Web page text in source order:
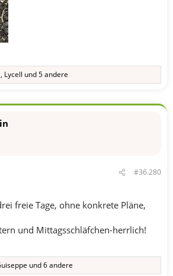
, Lycell und 5 andere
#36.280
freie Tage, ohne konkrete Pläne,
und Mittagsschläfchen-herrlich!
und 6 andere